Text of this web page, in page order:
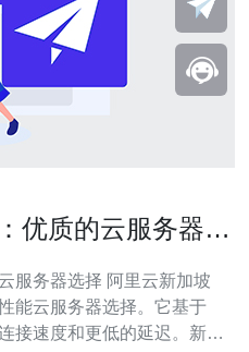
优质的云服务器选
择 阿里云新加坡
能云服务器选择。它基于
接速度和更低的延迟。新加